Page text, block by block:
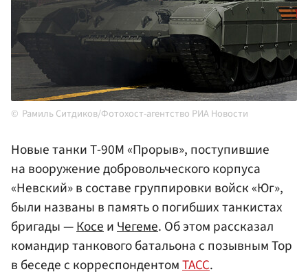
Рамиль Ситдиков/Фотохост-агентство РИА Новости
Новые танки Т-90М «Прорыв», поступившие
на вооружение добровольческого корпуса
«Невский» в составе группировки войск «Юг»,
были названы в память о погибших танкистах
бригады —КосеиЧегеме. Об этом рассказал
командир танкового батальона с позывным Тор
в беседе с корреспондентомТАСС.